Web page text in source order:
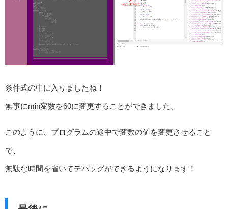
条件式の中に入りましたね！
無事にmin変数を60に変更することができました。
このように、プログラムの途中で変数の値を変更させること
で、
無駄な時間を省いてデバッグができるようになります！